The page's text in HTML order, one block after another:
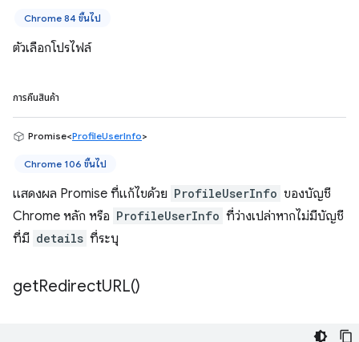
Chrome 84 ขึ้นไป
ตัวเลือกโปรไฟล์
การคืนสินค้า
Promise<ProfileUserInfo>
Chrome 106 ขึ้นไป
แสดงผล Promise ที่แก้ไขด้วย ProfileUserInfo ของบัญชี
Chrome หลัก หรือ ProfileUserInfo ที่ว่างเปล่าหากไม่มีบัญชี
ที่มี details ที่ระบุ
getRedirectURL()